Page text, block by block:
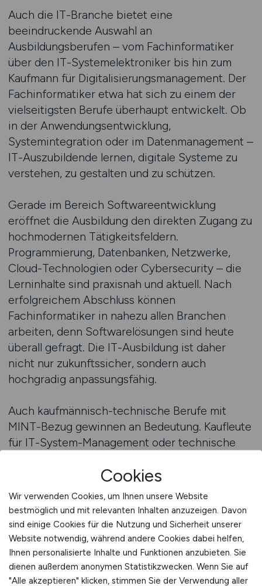
Auch die IT-Branche bietet eine
beeindruckende Auswahl an
Ausbildungsberufen – vom Fachinformatiker
über den IT-Systemelektroniker bis hin zum
Kaufmann für Digitalisierungsmanagement. Der
Fachinformatiker etwa hat sich zu einem der
vielseitigsten Berufe überhaupt entwickelt. Ob
in der Anwendungsentwicklung,
Systemintegration oder im Datenmanagement –
IT-Auszubildende lernen, digitale Systeme zu
verstehen, zu gestalten und zu schützen.
Gerade im Bereich Softwareentwicklung
eröffnet die Ausbildung den direkten Zugang zu
hochmodernen Tätigkeitsfeldern.
Programmierung, Datenbanken, Netzwerke,
Cloud-Technologien oder Cybersecurity – die
Lerninhalte sind praxisnah und aktuell. Nach
erfolgreichem Abschluss können
Fachinformatiker in nahezu allen Branchen
arbeiten, denn Softwarelösungen sind heute
überall gefragt. Die IT-Ausbildung ist daher
nicht nur zukunftssicher, sondern auch
hochgradig anpassungsfähig.
Auch kaufmännisch-technische Berufe mit
MINT-Bezug gewinnen an Bedeutung. Kaufleute
für IT-System-Management oder technische
organisatorische Fähigkeiten. Sie planen,
koordinieren und kommunizieren zwischen
Fachabteilungen, Kunden und
Entwicklungsteams. Diese
Schnittstellenkompetenz ist für den Erfolg
moderner Unternehmen unverzichtbar.
Cookies
Wir verwenden Cookies, um Ihnen unsere Website
bestmöglich und mit relevanten Inhalten anzuzeigen. Davon
sind einige Cookies für die Nutzung und Sicherheit unserer
Website notwendig, während andere Cookies dabei helfen,
Ihnen personalisierte Inhalte und Funktionen anzubieten. Sie
dienen außerdem anonymen Statistikzwecken. Wenn Sie auf
"Alle akzeptieren" klicken, stimmen Sie der Verwendung aller